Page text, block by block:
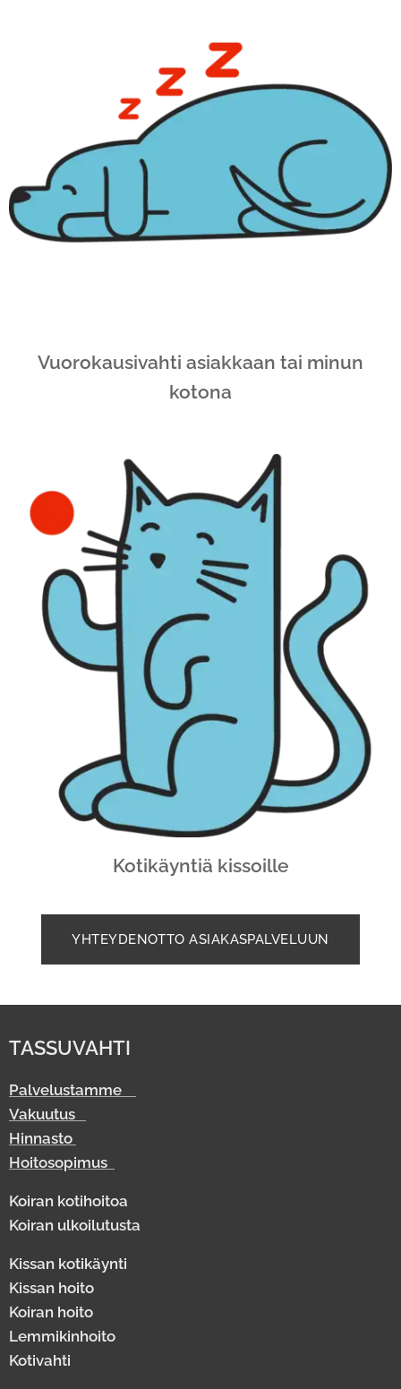
Vuorokausivahti asiakkaan tai minun
kotona
Kotikäyntiä kissoille
YHTEYDENOTTO ASIAKASPALVELUUN
TASSUVAHTI
Palvelustamme
Vakuutus
Hinnasto
Hoitosopimus
Koiran kotihoitoa
Koiran ulkoilutusta
Kissan kotikäynti
Kissan hoito
Koiran hoito
Lemmikinhoito
Kotivahti